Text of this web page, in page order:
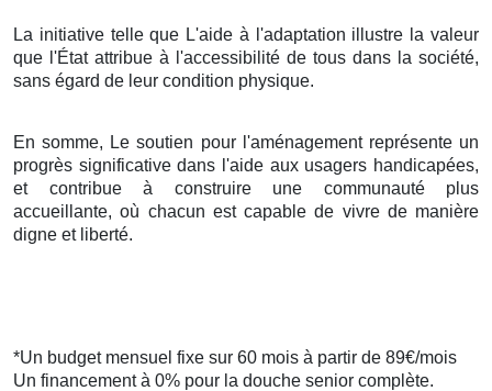
La initiative telle que L'aide à l'adaptation illustre la valeur
que l'État attribue à l'accessibilité de tous dans la société,
sans égard de leur condition physique.
En somme, Le soutien pour l'aménagement représente un
progrès significative dans l'aide aux usagers handicapées,
et contribue à construire une communauté plus
accueillante, où chacun est capable de vivre de manière
digne et liberté.
*Un budget mensuel fixe sur 60 mois à partir de 89€/mois
Un financement à 0% pour la douche senior complète.